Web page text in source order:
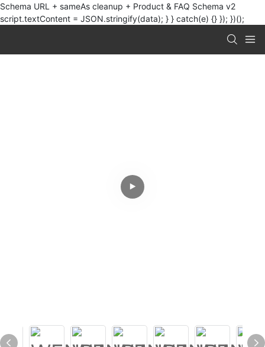
Schema URL + sameAs cleanup + Product & FAQ Schema v2
script.textContent = JSON.stringify(data); } } catch(e) {} }); })();